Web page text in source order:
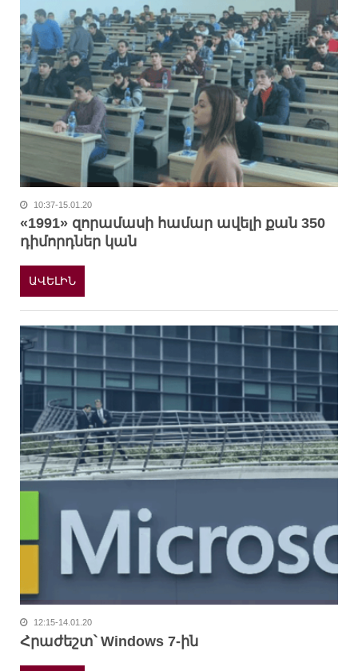
10:37-15.01.20
«1991» զորամասի համար ավելի քան 350
դիմորդներ կան
ԱՎԵԼԻՆ
12:15-14.01.20
Հրաժեշտ՝ Windows 7-ին